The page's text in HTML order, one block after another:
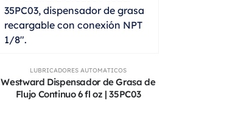
LUBRICADORES AUTOMATICOS
Westward Dispensador de Grasa de
Flujo Continuo 6 fl oz | 35PC03